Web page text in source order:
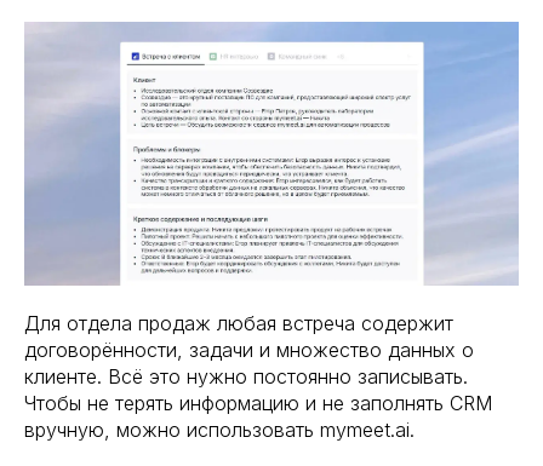
Для отдела продаж любая встреча содержит
договорённости, задачи и множество данных о
клиенте. Всё это нужно постоянно записывать.
Чтобы не терять информацию и не заполнять CRM
вручную, можно использовать mymeet.ai.